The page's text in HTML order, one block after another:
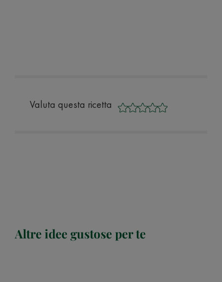
Valuta questa ricetta
Altre idee gustose per te